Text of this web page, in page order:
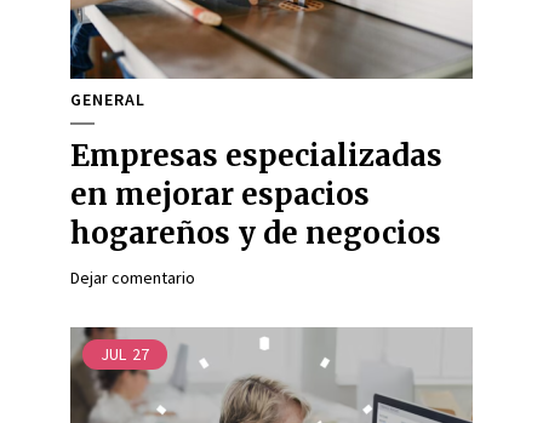
GENERAL
Empresas especializadas
en mejorar espacios
hogareños y de negocios
Dejar comentario
JUL 27